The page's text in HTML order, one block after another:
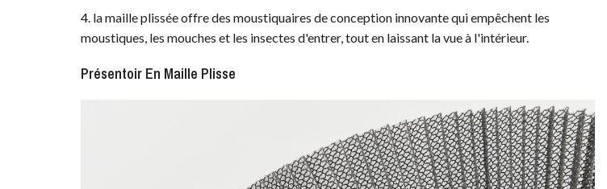
4. la maille plissée offre des moustiquaires de conception innovante qui empêchent les
moustiques, les mouches et les insectes d'entrer, tout en laissant la vue à l'intérieur.
Présentoir En Maille Plisse